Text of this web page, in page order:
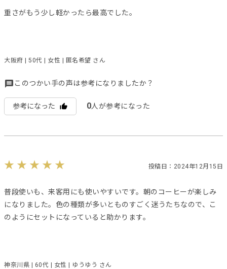
重さがもう少し軽かったら最高でした。
大阪府 | 50代 | 女性 | 匿名希望 さん
このつかい手の声は参考になりましたか？
参考になった 0人が参考になった
投稿日：2024年12月15日
普段使いも、来客用にも使いやすいです。朝のコーヒーが楽しみ
になりました。色の種類が多いとものすごく迷うたちなので、こ
のようにセットになっていると助かります。
神奈川県 | 60代 | 女性 | ゆうゆう さん